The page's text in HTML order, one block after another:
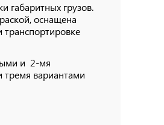
габаритных грузов.
оснащена
и 2-мя
вариантами